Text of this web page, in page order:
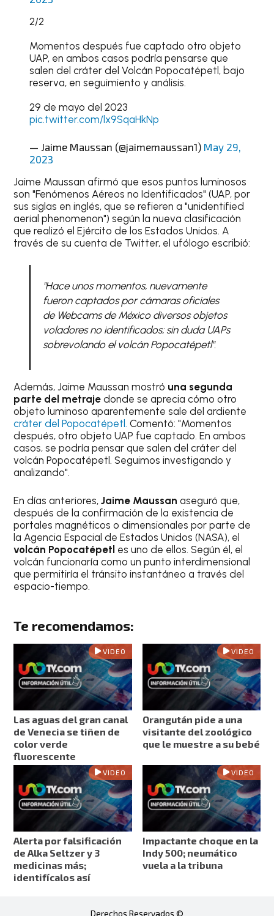
2/2
Momentos después fue captado otro objeto
UAP, en ambos casos podría pensarse que
salen del cráter del Volcán Popocatépetl, bajo
reserva, en seguimiento y análisis.
29 de mayo del 2023
pic.twitter.com/lx9SqaHkNp
— Jaime Maussan (@jaimemaussan1) May 29,
2023
Jaime Maussan afirmó que esos puntos luminosos
son "Fenómenos Aéreos no Identificados" (UAP, por
sus siglas en inglés, que se refieren a "unidentified
aerial phenomenon") según la nueva clasificación
que realizó el Ejército de los Estados Unidos. A
través de su cuenta de Twitter, el ufólogo escribió:
"Hace unos momentos, nuevamente
fueron captados por cámaras oficiales
de Webcams de México diversos objetos
voladores no identificados; sin duda UAPs
sobrevolando el volcán Popocatépetl".
Además, Jaime Maussan mostró una segunda
parte del metraje donde se aprecia cómo otro
objeto luminoso aparentemente sale del ardiente
cráter del Popocatépetl.Comentó: "Momentos
después, otro objeto UAP fue captado. En ambos
casos, se podría pensar que salen del cráter del
volcán Popocatépetl. Seguimos investigando y
analizando".
En días anteriores,Jaime Maussan aseguró que,
después de la confirmación de la existencia de
portales magnéticos o dimensionales por parte de
la Agencia Espacial de Estados Unidos (NASA), el
volcán Popocatépetl es uno de ellos. Según él, el
volcán funcionaría como un punto interdimensional
que permitiría el tránsito instantáneo a través del
espacio-tiempo.
Te recomendamos:
VIDEO
Las aguas del gran canal
de Venecia se tiñen de
color verde
fluorescente
VIDEO
Orangután pide a una
visitante del zoológico
que le muestre a su bebé
VIDEO
Alerta por falsificación
de Alka Seltzer y 3
medicinas más;
identifícalos así
VIDEO
Impactante choque en la
Indy 500; neumático
vuela a la tribuna
Derechos Reservados ©